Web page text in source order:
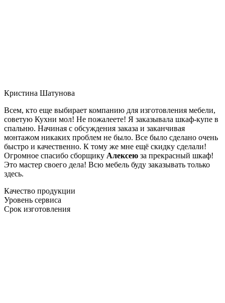
Кристина Шатунова
Всем, кто еще выбирает компанию для изготовления мебели,
советую Кухни мол! Не пожалеете! Я заказывала шкаф-купе в
спальню. Начиная с обсуждения заказа и заканчивая
монтажом никаких проблем не было. Все было сделано очень
быстро и качественно. К тому же мне ещё скидку сделали!
Огромное спасибо сборщику Алексею за прекрасный шкаф!
Это мастер своего дела! Всю мебель буду заказывать только
здесь.
Качество продукции
Уровень сервиса
Срок изготовления